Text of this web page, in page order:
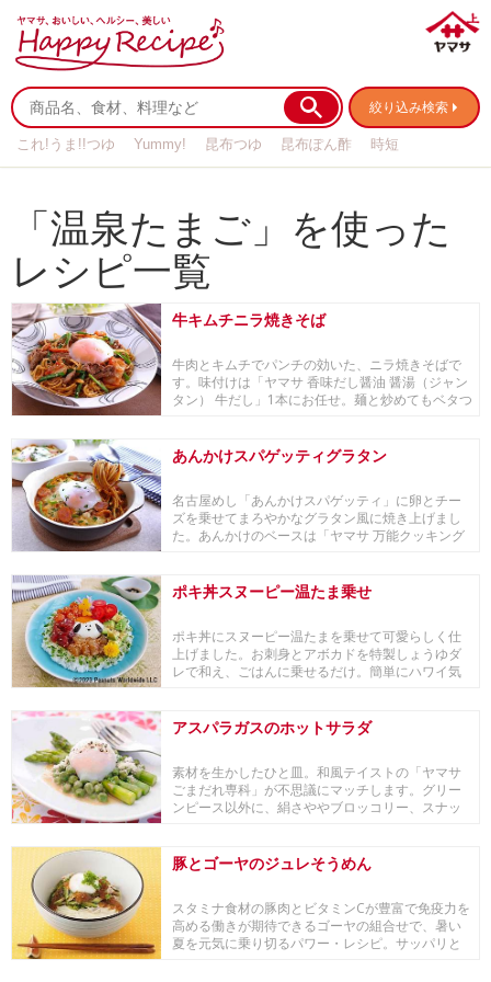
絞り込み検索
これ!うま!!つゆ Yummy! 昆布つゆ 昆布ぽん酢
時短
「温泉たまご」を使った
レシピ一覧
牛キムチニラ焼きそば
牛肉とキムチでパンチの効いた、ニラ焼きそばで
す。味付けは「ヤマサ 香味だし醤油 醤湯（ジャン
タン） 牛だし」1本にお任せ。麺と炒めてもベタつ
あんかけスパゲッティグラタン
名古屋めし「あんかけスパゲッティ」に卵とチー
ズを乗せてまろやかなグラタン風に焼き上げまし
た。あんかけのベースは「ヤマサ 万能クッキング
ポキ丼スヌーピー温たま乗せ
ポキ丼にスヌーピー温たまを乗せて可愛らしく仕
上げました。お刺身とアボカドを特製しょうゆダ
レで和え、ごはんに乗せるだけ。簡単にハワイ気
アスパラガスのホットサラダ
素材を生かしたひと皿。和風テイストの「ヤマサ
ごまだれ専科」が不思議にマッチします。グリー
ンピース以外に、絹さややブロッコリー、スナッ
豚とゴーヤのジュレそうめん
スタミナ食材の豚肉とビタミンCが豊富で免疫力を
高める働きが期待できるゴーヤの組合せで、暑い
夏を元気に乗り切るパワー・レシピ。サッパリと